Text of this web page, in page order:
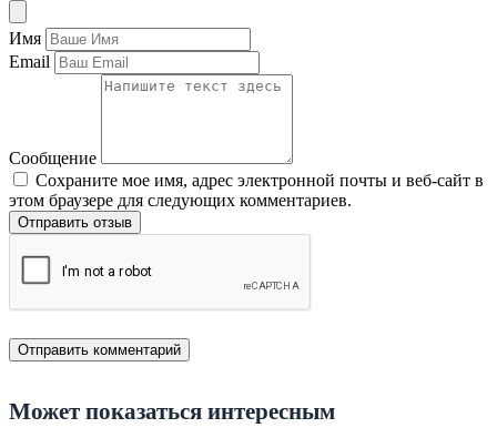
Имя
Email
Сообщение
Сохраните мое имя, адрес электронной почты и веб-сайт в
этом браузере для следующих комментариев.
Отправить отзыв
Может показаться интересным